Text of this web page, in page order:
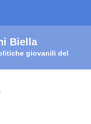
Biella
giovanili del